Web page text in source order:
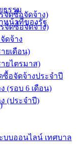
จัดซื้อจัดจ้าง)
จัดซื้อจัดจ้าง)
ดจ้าง
ยเดือน)
ยไตรมาส)
ซื้อจัดจ้างประจำปี
(รอบ 6 เดือน)
(ประจำปี)
บบออนไลน์ เทศบาล
ธรรม
หน้าที่ของรัฐ